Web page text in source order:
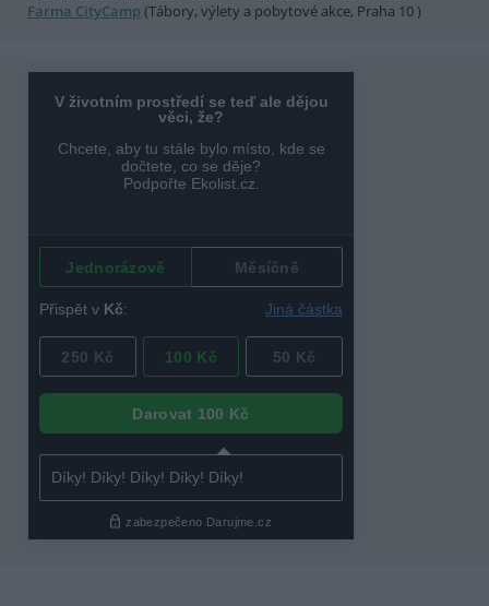
Farma CityCamp (Tábory, výlety a pobytové akce, Praha 10 )